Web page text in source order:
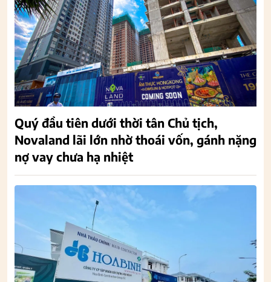
Quý đầu tiên dưới thời tân Chủ tịch,
Novaland lãi lớn nhờ thoái vốn, gánh nặng
nợ vay chưa hạ nhiệt